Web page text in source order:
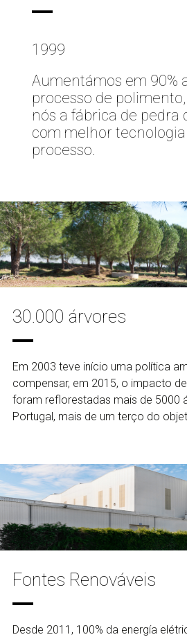
1999
Aumentámos em 90%
processo de
nós a fábrica de pedra
com melhor
processo.
30.000 árvores
Em 2003 teve início uma política
compensar, em 2015, o impacto
foram reflorestadas mais de 5000
Portugal, mais de um terço do
Fontes Renováveis
Desde 2011, 100% da energía